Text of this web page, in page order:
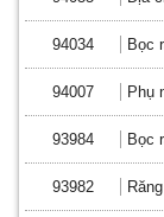
94034 Bọc
94007 Phụ
93984 Bọc
93982